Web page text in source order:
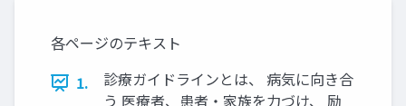
各ページのテキスト
1.
診療ガイドラインとは、 病気に向き合
う 医療者、患者・家族を力づけ、 励